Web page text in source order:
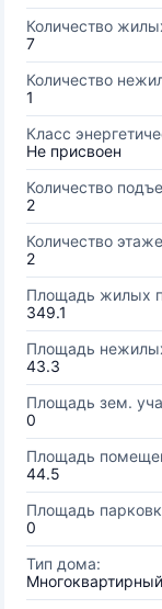
Количество
7
Количество
1
Класс
Не присвоен
Количество
2
Количество
2
Площадь жилых
349.1
Площадь
43.3
Площадь зем.
0
Площадь
44.5
Площадь
0
Тип дома: